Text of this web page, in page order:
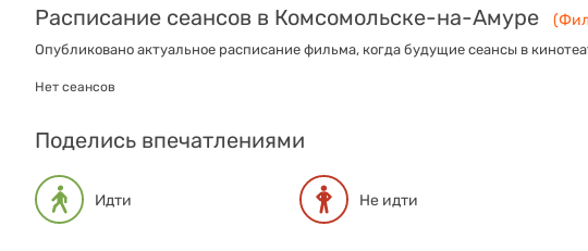
Расписание сеансов в Комсомольске-на-Амуре
Опубликовано актуальное расписание фильма, когда будущие сеансы в
Нет сеансов
Поделись впечатлениями
Идти Не идти